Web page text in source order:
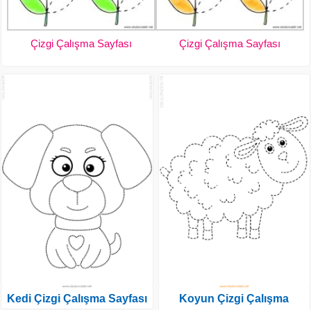
Çizgi Çalışma Sayfası Çizgi Çalışma Sayfası
Kedi Çizgi Çalışma Sayfası
Koyun Çizgi Çalışma